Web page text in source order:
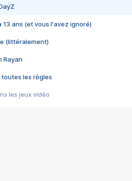
13 ans (et vous l'avez ignoré)
(littéralement)
Rayan
toutes les règles
les jeux vidéo